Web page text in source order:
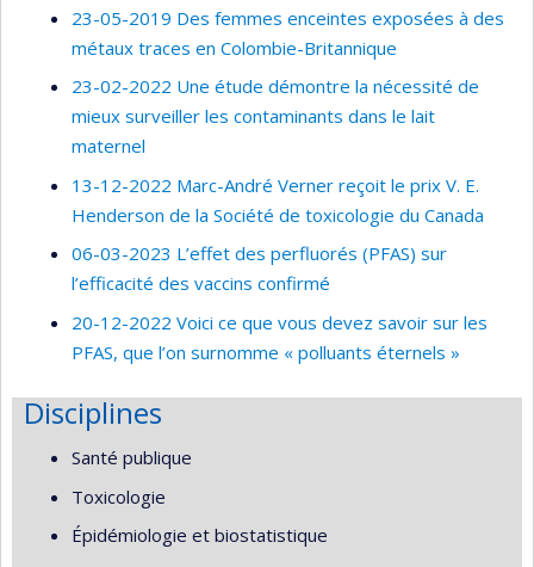
23-05-2019 Des femmes enceintes exposées à des
métaux traces en Colombie-Britannique
23-02-2022 Une étude démontre la nécessité de
mieux surveiller les contaminants dans le lait
maternel
13-12-2022 Marc-André Verner reçoit le prix V. E.
Henderson de la Société de toxicologie du Canada
06-03-2023 L’effet des perfluorés (PFAS) sur
l’efficacité des vaccins confirmé
20-12-2022 Voici ce que vous devez savoir sur les
PFAS, que l’on surnomme « polluants éternels »
Disciplines
Santé publique
Toxicologie
Épidémiologie et biostatistique